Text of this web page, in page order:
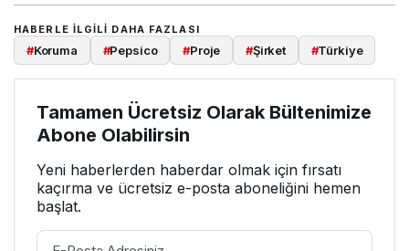
HABERLE ILGILI DAHA FAZLASI
#Koruma #Pepsico #Proje #Şirket #Türkiye
Tamamen Ücretsiz Olarak Bültenimize
Abone Olabilirsin
Yeni haberlerden haberdar olmak için fırsatı
kaçırma ve ücretsiz e-posta aboneliğini hemen
başlat.